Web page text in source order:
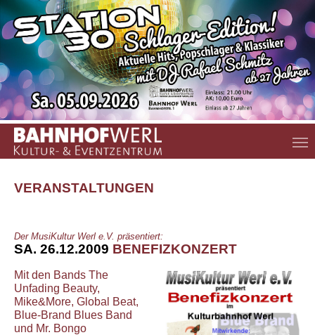
Zum Hauptinhalt springen
VERANSTALTUNGEN
Der MusiKultur Werl e.V. präsentiert:
SA. 26.12.2009 BENEFIZKONZERT
Mit den Bands The
Unfading Beauty,
Mike&More, Global Beat,
Blue-Brand Blues Band
und Mr. Bongo